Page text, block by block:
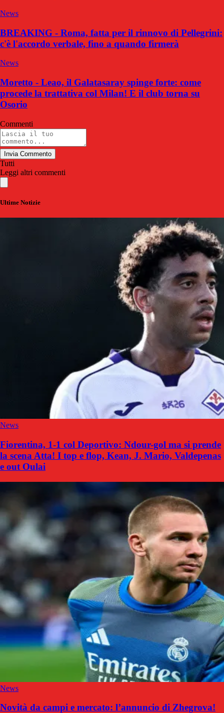
News
BREAKING - Roma, fatta per il rinnovo di Pellegrini:
c'è l'accordo verbale, fino a quando firmerà
News
Moretto - Leao, il Galatasaray spinge forte: come
procede la trattativa col Milan! E il club torna su
Osorio
Commenti
Invia Commento
Tutti
Leggi altri commenti
Ultime Notizie
News
Fiorentina, 1-1 col Deportivo: Ndour-gol ma si prende
la scena Atta! I top e flop, Kean, J. Mario, Valdepenas
e out Oulai
News
Novità da campi e mercato: l’annuncio di Zhegrova!